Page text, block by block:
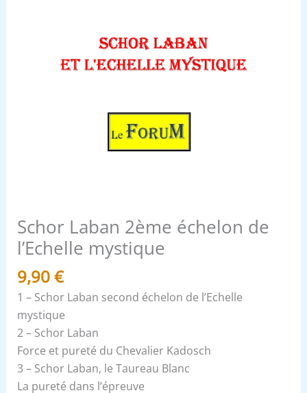
Schor Laban 2ème échelon de
l’Echelle mystique
9,90€
1 – Schor Laban second échelon de l’Echelle
mystique
2 – Schor Laban
Force et pureté du Chevalier Kadosch
3 – Schor Laban, le Taureau Blanc
La pureté dans l’épreuve